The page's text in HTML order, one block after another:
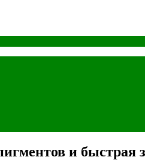
и быстрая